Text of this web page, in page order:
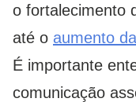
o fortalecimento
até o aumento
É importante
comunicação